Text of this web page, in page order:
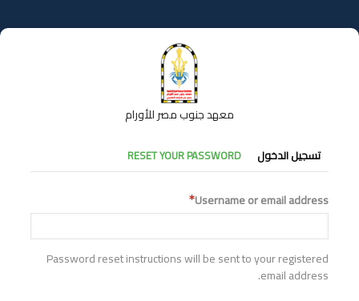
إلى
المحتوى
معهد جنوب مصر للأورام
التبويبات
الأساسية
تسجيل الدخول RESET YOUR PASSWORD
Username or email address
Password reset instructions will be sent to your registered
email address.